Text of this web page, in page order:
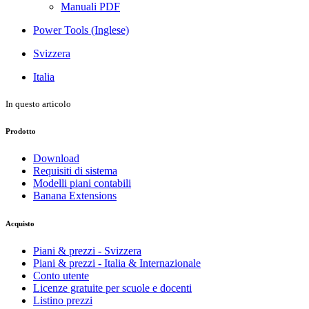
Manuali PDF
Power Tools (Inglese)
Svizzera
Italia
In questo articolo
Prodotto
Download
Requisiti di sistema
Modelli piani contabili
Banana Extensions
Acquisto
Piani & prezzi - Svizzera
Piani & prezzi - Italia & Internazionale
Conto utente
Licenze gratuite per scuole e docenti
Listino prezzi